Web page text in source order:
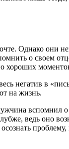
Однако они
о своем
хороших
негатив в
на жизнь.
вспомнил
ведь оно